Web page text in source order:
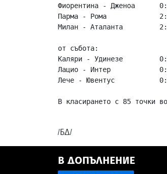
Фиорентина - Дженоа
Парма - Рома
Милан - Аталанта
от събота:
Каляри - Удинезе
Лацио - Интер
Лече - Ювентус
В класирането с 85 точки
/БД/
В ДОПЪЛНЕНИЕ